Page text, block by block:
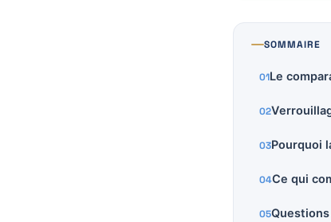
SOMMAIRE
Le
Pourquoi
Ce qui